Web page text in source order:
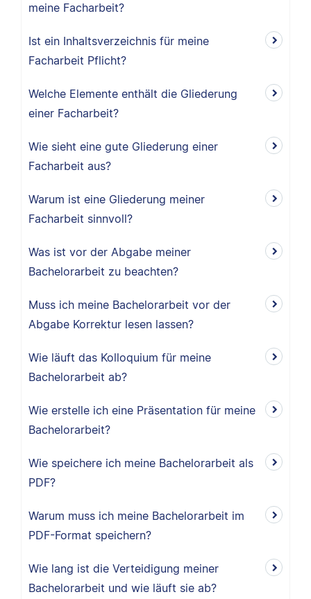
meine Facharbeit?
Ist ein Inhaltsverzeichnis für meine
Facharbeit Pflicht?
Welche Elemente enthält die Gliederung
einer Facharbeit?
Wie sieht eine gute Gliederung einer
Facharbeit aus?
Warum ist eine Gliederung meiner
Facharbeit sinnvoll?
Was ist vor der Abgabe meiner
Bachelorarbeit zu beachten?
Muss ich meine Bachelorarbeit vor der
Abgabe Korrektur lesen lassen?
Wie läuft das Kolloquium für meine
Bachelorarbeit ab?
Wie erstelle ich eine Präsentation für meine
Bachelorarbeit?
Wie speichere ich meine Bachelorarbeit als
PDF?
Warum muss ich meine Bachelorarbeit im
PDF-Format speichern?
Wie lang ist die Verteidigung meiner
Bachelorarbeit und wie läuft sie ab?